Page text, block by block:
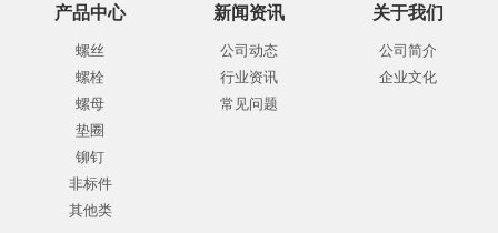
产品中心
螺丝
螺栓
螺母
垫圈
铆钉
非标件
其他类
新闻资讯
公司动态
行业资讯
常见问题
关于我们
公司简介
企业文化